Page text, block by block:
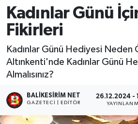
Kadınlar Günü
Fikirleri
Kadınlar Günü Hediyesi Neden
Altınkenti'nde Kadınlar Günü
Almalısınız?
BALIKESIRIM NET
GAZETECI | EDITÖR
26.12.2024 -